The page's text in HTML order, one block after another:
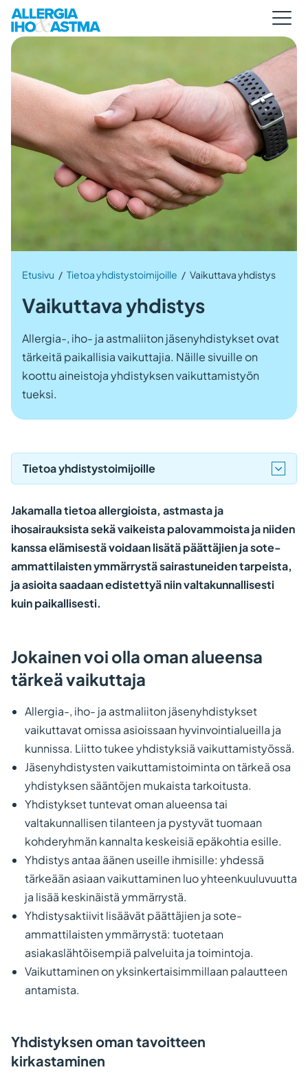
Etusivu / Tietoa yhdistystoimijoille / Vaikuttava yhdistys
Vaikuttava yhdistys
Allergia-, iho- ja astmaliiton jäsenyhdistykset ovat
tärkeitä paikallisia vaikuttajia. Näille sivuille on
koottu aineistoja yhdistyksen vaikuttamistyön
tueksi.
Tietoa yhdistystoimijoille
Jakamalla tietoa allergioista, astmasta ja
ihosairauksista sekä vaikeista palovammoista ja niiden
kanssa elämisestä voidaan lisätä päättäjien ja sote-
ammattilaisten ymmärrystä sairastuneiden tarpeista,
ja asioita saadaan edistettyä niin valtakunnallisesti
kuin paikallisesti.
Jokainen voi olla oman alueensa
tärkeä vaikuttaja
Allergia-, iho- ja astmaliiton jäsenyhdistykset
vaikuttavat omissa asioissaan hyvinvointialueilla ja
kunnissa. Liitto tukee yhdistyksiä vaikuttamistyössä.
Jäsenyhdistysten vaikuttamistoiminta on tärkeä osa
yhdistyksen sääntöjen mukaista tarkoitusta.
Yhdistykset tuntevat oman alueensa tai
valtakunnallisen tilanteen ja pystyvät tuomaan
kohderyhmän kannalta keskeisiä epäkohtia esille.
Yhdistys antaa äänen useille ihmisille: yhdessä
tärkeään asiaan vaikuttaminen luo yhteenkuuluvuutta
ja lisää keskinäistä ymmärrystä.
Yhdistysaktiivit lisäävät päättäjien ja sote-
ammattilaisten ymmärrystä: tuotetaan
asiakaslähtöisempiä palveluita ja toimintoja.
Vaikuttaminen on yksinkertaisimmillaan palautteen
antamista.
Yhdistyksen oman tavoitteen
kirkastaminen